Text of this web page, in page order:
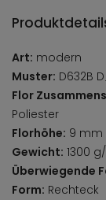
Art: modern
Muster: D632B
Flor
Poliester
Florhöhe: 9 mm
Gewicht: 1300
Überwiegende
Form: Rechteck